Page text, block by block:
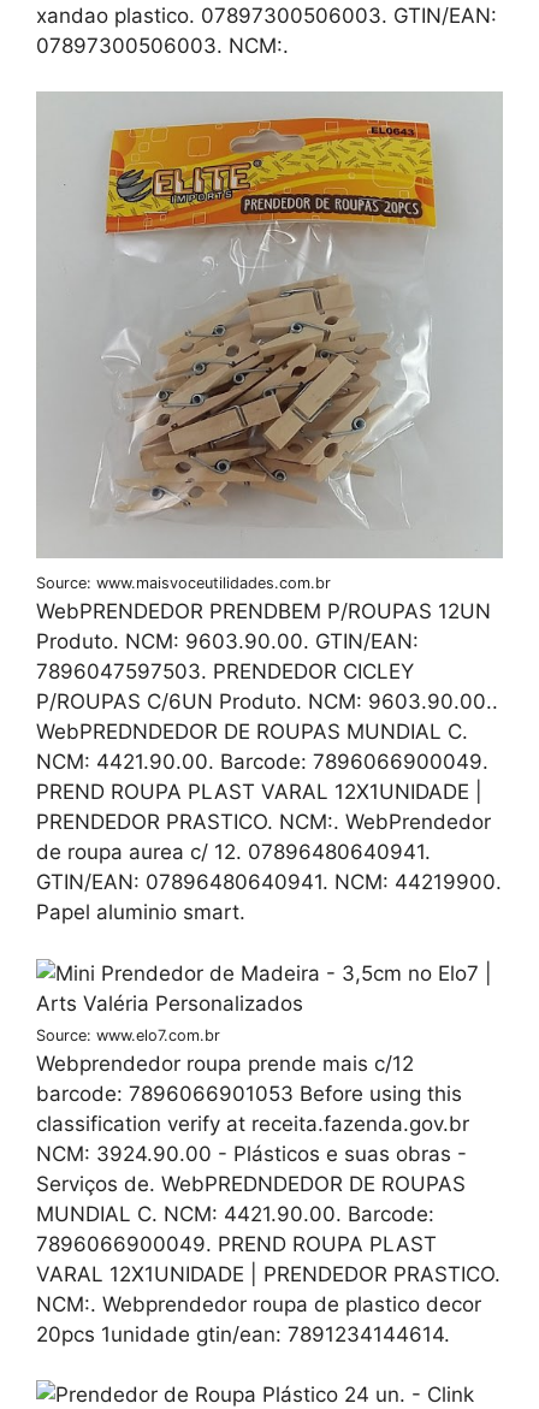
xandao plastico. 07897300506003. GTIN/EAN:
07897300506003. NCM:.
Source: www.maisvoceutilidades.com.br
WebPRENDEDOR PRENDBEM P/ROUPAS 12UN
Produto. NCM: 9603.90.00. GTIN/EAN:
7896047597503. PRENDEDOR CICLEY
P/ROUPAS C/6UN Produto. NCM: 9603.90.00..
WebPREDNDEDOR DE ROUPAS MUNDIAL C.
NCM: 4421.90.00. Barcode: 7896066900049.
PREND ROUPA PLAST VARAL 12X1UNIDADE |
PRENDEDOR PRASTICO. NCM:. WebPrendedor
de roupa aurea c/ 12. 07896480640941.
GTIN/EAN: 07896480640941. NCM: 44219900.
Papel aluminio smart.
Source: www.elo7.com.br
Webprendedor roupa prende mais c/12
barcode: 7896066901053 Before using this
classification verify at receita.fazenda.gov.br
NCM: 3924.90.00 - Plásticos e suas obras -
Serviços de. WebPREDNDEDOR DE ROUPAS
MUNDIAL C. NCM: 4421.90.00. Barcode:
7896066900049. PREND ROUPA PLAST
VARAL 12X1UNIDADE | PRENDEDOR PRASTICO.
NCM:. Webprendedor roupa de plastico decor
20pcs 1unidade gtin/ean: 7891234144614.